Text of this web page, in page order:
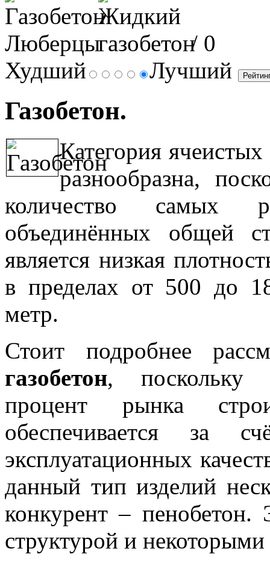
/ 0
Худший
Лучший
Газобетон.
Категория ячеистых
разнообразна,
количество самых
объединённых общей
является низкая
в пределах от 500 до
метр.
Стоит подробнее
газобетон, поскольку
процент рынка
обеспечивается за
эксплуатационных
данный тип изделий
конкурент – пенобетон.
структурой и